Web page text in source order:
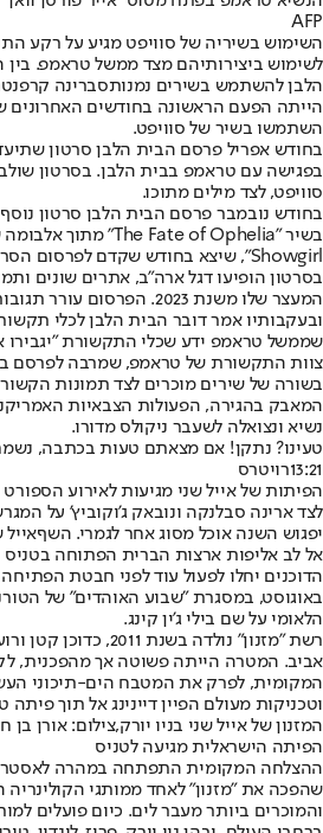
AFP
השימוש בשיריה של סוויפט מגיע על רקע
לשימוש ביצירותיהם מצד ממשל טראמפ.
הלבן להשתמש בשירים נמנותסברינה
הייתה הפעם הראשונה בחודשים האחרונים
השתמשו בשיר של סוויפט.
סוויפט, לצד מילים מתוכו.
בחודש נובמבר פרסם הבית הלבן סרטון
Showgirl", שיצא בחודש שקדם לפרסום הסרטון.
בסרטון הופיעו דגל ארה"ב, אתרים שונים
המעצר שלו משנת 2023.
ובעקבותיו אמר דובר הבית הלבן לכלי
שממשל טראמפ ידע שכלי התקשורת
צוות התקשורת של טראמפ, שמרבה
בשורה של שירים מוכרים לצד תמונות
המאבק בהגירה, הפעולות הצבאיות
נשיא ונצואלה לשעבר ניקולס מדורו.
טעינו? נתקן! אם מצאתם טעות בכתבה,
13:21רויטרס
הפיתות של אייל שני מגיעות לאירוע
יפגוש השנה אוכל מסוג אחר לגמרי. השףאייל
אל לב אליפות ארצות הברית הפתוחה בטניס
באוגוסט, במסגרת "שבוע האוהדים" של
הלאומי על שם בילי ג'ין קינג.
רשת "מזנון" נולדה בשנת
אביב. המטרה הייתה פשוטה אך מהפכנית,
המקומית, לפרק את המטבח הים-תיכוני
וטכניקות מעולם הפיין דיינינג אל תוך פיתה
המזנון של אייל שני בניו יורק,צילום: אורן בן
הפיתה הישראלית מגיעה לטניס
ההצלחה המקומית התפתחה במהרה
שהפכה את "מזנון" לאחד ממותגי הקולינריה
והמוכרים ביותר מעבר לים. כיום פועלים